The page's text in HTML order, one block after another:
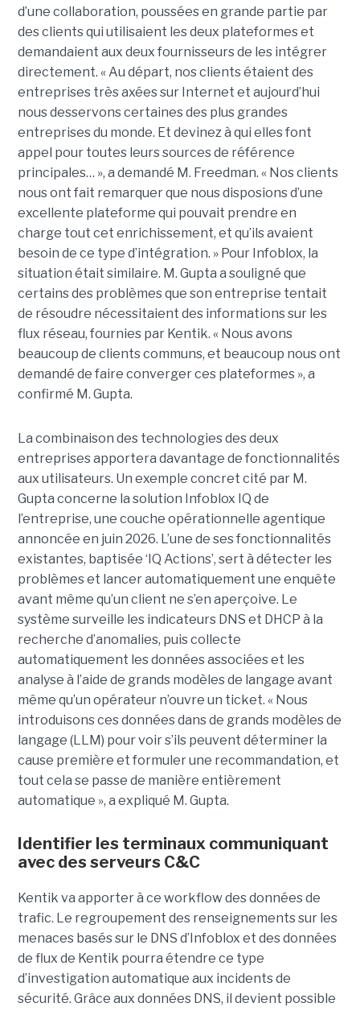
d’une collaboration, poussées en grande partie par
des clients qui utilisaient les deux plateformes et
demandaient aux deux fournisseurs de les intégrer
directement. « Au départ, nos clients étaient des
entreprises très axées sur Internet et aujourd’hui
nous desservons certaines des plus grandes
entreprises du monde. Et devinez à qui elles font
appel pour toutes leurs sources de référence
principales… », a demandé M. Freedman. « Nos clients
nous ont fait remarquer que nous disposions d’une
excellente plateforme qui pouvait prendre en
charge tout cet enrichissement, et qu’ils avaient
besoin de ce type d’intégration. » Pour Infoblox, la
situation était similaire. M. Gupta a souligné que
certains des problèmes que son entreprise tentait
de résoudre nécessitaient des informations sur les
flux réseau, fournies par Kentik. « Nous avons
beaucoup de clients communs, et beaucoup nous ont
demandé de faire converger ces plateformes », a
confirmé M. Gupta.
La combinaison des technologies des deux
entreprises apportera davantage de fonctionnalités
aux utilisateurs. Un exemple concret cité par M.
Gupta concerne la solution Infoblox IQ de
l’entreprise, une couche opérationnelle agentique
annoncée en juin 2026. L’une de ses fonctionnalités
existantes, baptisée ‘IQ Actions’, sert à détecter les
problèmes et lancer automatiquement une enquête
avant même qu’un client ne s’en aperçoive. Le
système surveille les indicateurs DNS et DHCP à la
recherche d’anomalies, puis collecte
automatiquement les données associées et les
analyse à l’aide de grands modèles de langage avant
même qu’un opérateur n’ouvre un ticket. « Nous
introduisons ces données dans de grands modèles de
langage (LLM) pour voir s’ils peuvent déterminer la
cause première et formuler une recommandation, et
tout cela se passe de manière entièrement
automatique », a expliqué M. Gupta.
Identifier les terminaux communiquant
avec des serveurs C&C
Kentik va apporter à ce workflow des données de
trafic. Le regroupement des renseignements sur les
menaces basés sur le DNS d’Infoblox et des données
de flux de Kentik pourra étendre ce type
d’investigation automatique aux incidents de
sécurité. Grâce aux données DNS, il devient possible